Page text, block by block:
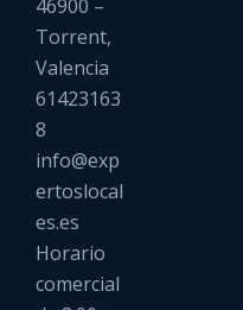
46900 –
Torrent,
Valencia
61423163
8
info@exp
ertoslocal
es.es
Horario
comercial